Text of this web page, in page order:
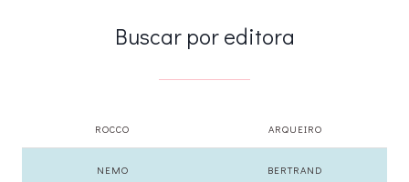
Buscar por editora
ROCCO ARQUEIRO
NEMO BERTRAND